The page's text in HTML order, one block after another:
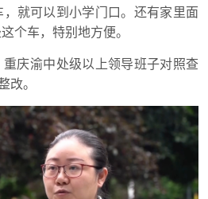
就可以到小学门口。还有家里面
个车，特别地方便。
庆渝中处级以上领导班子对照查
改。